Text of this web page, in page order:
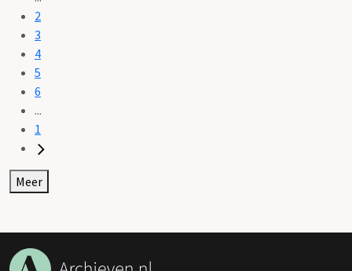
2
3
4
5
6
...
1
Meer